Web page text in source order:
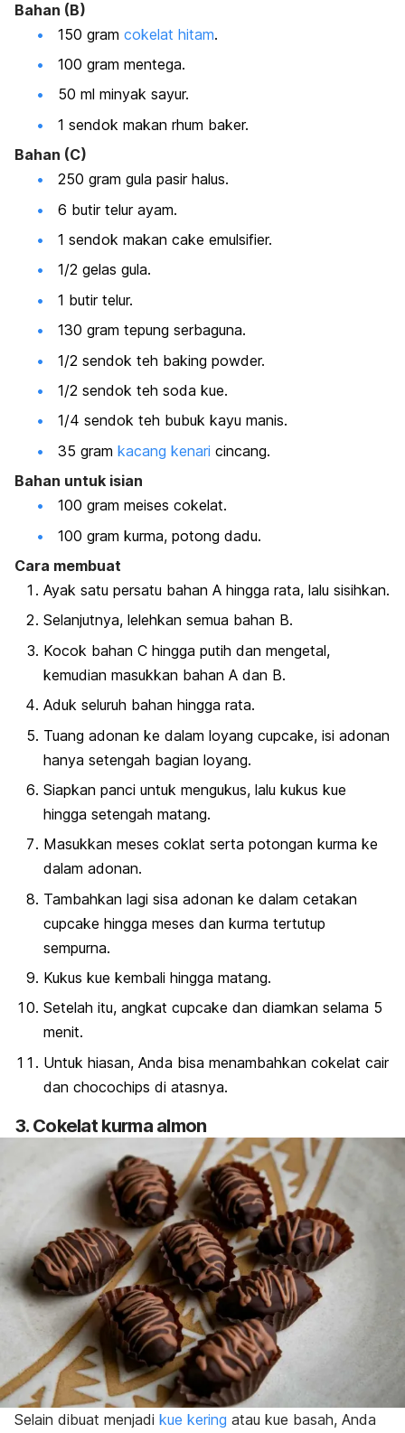
Bahan (B)
150 gram cokelat hitam.
100 gram mentega.
50 ml minyak sayur.
1 sendok makan rhum baker.
Bahan (C)
250 gram gula pasir halus.
6 butir telur ayam.
1 sendok makan cake emulsifier.
1/2 gelas gula.
1 butir telur.
130 gram tepung serbaguna.
1/2 sendok teh baking powder.
1/2 sendok teh soda kue.
1/4 sendok teh bubuk kayu manis.
35 gram kacang kenari cincang.
Bahan untuk isian
100 gram meises cokelat.
100 gram kurma, potong dadu.
Cara membuat
Ayak satu persatu bahan A hingga rata, lalu sisihkan.
Selanjutnya, lelehkan semua bahan B.
Kocok bahan C hingga putih dan mengetal,
kemudian masukkan bahan A dan B.
Aduk seluruh bahan hingga rata.
Tuang adonan ke dalam loyang cupcake, isi adonan
hanya setengah bagian loyang.
Siapkan panci untuk mengukus, lalu kukus kue
hingga setengah matang.
Masukkan meses coklat serta potongan kurma ke
dalam adonan.
Tambahkan lagi sisa adonan ke dalam cetakan
cupcake hingga meses dan kurma tertutup
sempurna.
Kukus kue kembali hingga matang.
Setelah itu, angkat cupcake dan diamkan selama 5
menit.
Untuk hiasan, Anda bisa menambahkan cokelat cair
dan chocochips di atasnya.
3. Cokelat kurma almon
Selain dibuat menjadi kue kering atau kue basah, Anda